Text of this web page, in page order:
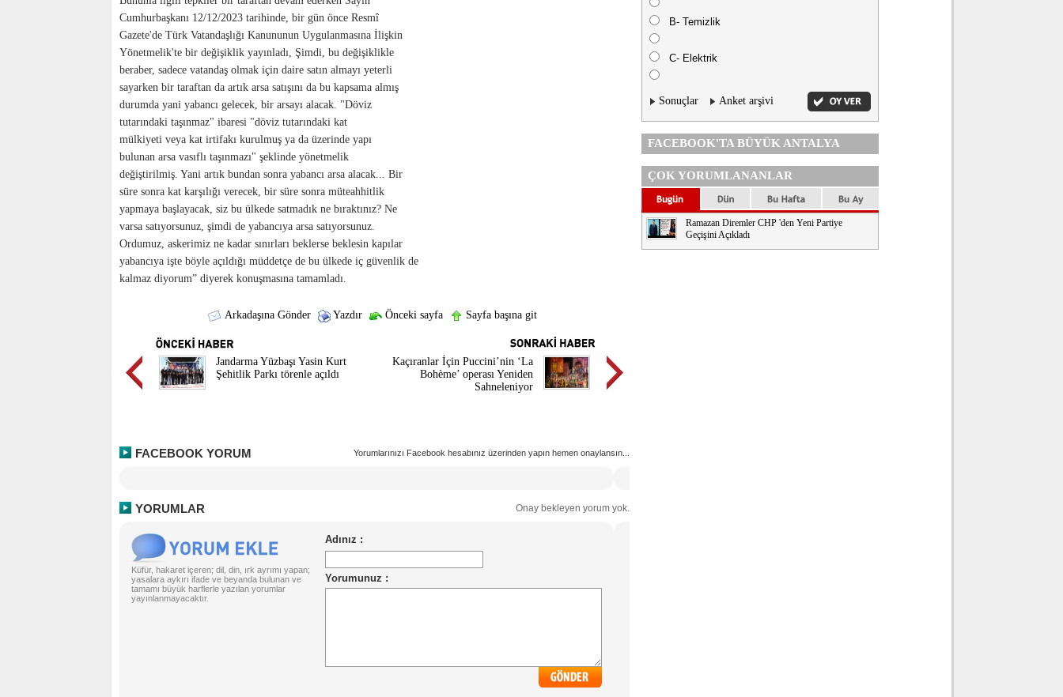
Cumhurbaşkanı 12/12/2023 tarihinde, bir gün önce Resmî
Gazete'de Türk Vatandaşlığı Kanununun Uygulanmasına İlişkin
Yönetmelik'te bir değişiklik yayınladı, Şimdi, bu değişiklikle
beraber, sadece vatandaş olmak için daire satın almayı yeterli
sayarken bir taraftan da artık arsa satışını da bu kapsama almış
durumda yani yabancı gelecek, bir arsayı alacak. "Döviz
tutarındaki taşınmaz" ibaresi "döviz tutarındaki kat
mülkiyeti veya kat irtifakı kurulmuş ya da üzerinde yapı
bulunan arsa vasıflı taşınmazı" şeklinde yönetmelik
değiştirilmiş. Yani artık bundan sonra yabancı arsa alacak... Bir
süre sonra kat karşılığı verecek, bir süre sonra müteahhitlik
yapmaya başlayacak, siz bu ülkede satmadık ne bıraktınız? Ne
varsa satıyorsunuz, şimdi de yabancıya arsa satıyorsunuz.
Ordumuz, askerimiz ne kadar sınırları beklerse beklesin kapılar
yabancıya işte böyle açıldığı müddetçe de bu ülkede iç güvenlik de
kalmaz diyorum” diyerek konuşmasına tamamladı.
Arkadaşına Gönder Yazdır Önceki sayfa Sayfa başına git
Jandarma Yüzbaşı Yasin Kurt
Şehitlik Parkı törenle açıldı
Kaçıranlar İçin Puccini’nin ‘La
Bohème’ operası Yeniden
Sahneleniyor
FACEBOOK YORUM Yorumlarınızı Facebook hesabınız üzerinden yapın hemen onaylansın...
YORUMLAR Onay bekleyen yorum yok.
Küfür, hakaret içeren; dil, din, ırk ayrımı yapan;
yasalara aykırı ifade ve beyanda bulunan ve
tamamı büyük harflerle yazılan yorumlar
yayınlanmayacaktır.
B- Temizlik
C- Elektrik
Sonuçlar Anket arşivi
FACEBOOK'TA BÜYÜK ANTALYA
ÇOK YORUMLANANLAR
Ramazan Diremler CHP 'den Yeni Partiye
Geçişini Açıkladı